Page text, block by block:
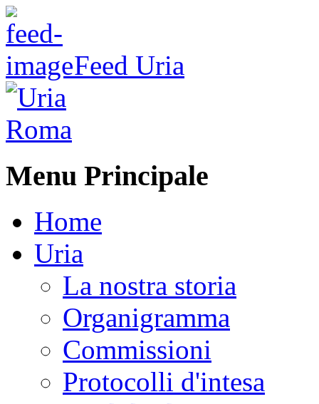
Feed Uria
Menu Principale
Home
Uria
La nostra storia
Organigramma
Commissioni
Protocolli d'intesa